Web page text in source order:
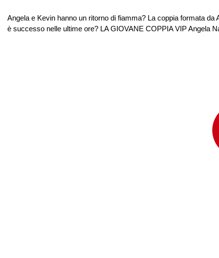
Angela e Kevin hanno un ritorno di fiamma? La coppia formata
è successo nelle ultime ore? LA GIOVANE COPPIA VIP Angela